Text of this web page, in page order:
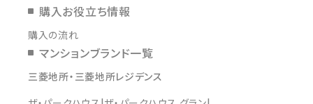
購入お役立ち情報
購入の流れ
マンションブランド一覧
三菱地所・三菱地所レジデンス